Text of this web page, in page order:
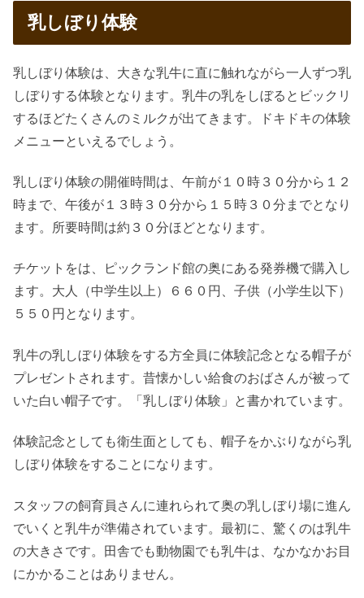
乳しぼり体験
乳しぼり体験は、大きな乳牛に直に触れながら一人ずつ乳
しぼりする体験となります。乳牛の乳をしぼるとビックリ
するほどたくさんのミルクが出てきます。ドキドキの体験
メニューといえるでしょう。
乳しぼり体験の開催時間は、午前が１０時３０分から１２
時まで、午後が１３時３０分から１５時３０分までとなり
ます。所要時間は約３０分ほどとなります。
チケットをは、ピックランド館の奥にある発券機で購入し
ます。大人（中学生以上）６６０円、子供（小学生以下）
５５０円となります。
乳牛の乳しぼり体験をする方全員に体験記念となる帽子が
プレゼントされます。昔懐かしい給食のおばさんが被って
いた白い帽子です。「乳しぼり体験」と書かれています。
体験記念としても衛生面としても、帽子をかぶりながら乳
しぼり体験をすることになります。
スタッフの飼育員さんに連れられて奥の乳しぼり場に進ん
でいくと乳牛が準備されています。最初に、驚くのは乳牛
の大きさです。田舎でも動物園でも乳牛は、なかなかお目
にかかることはありません。